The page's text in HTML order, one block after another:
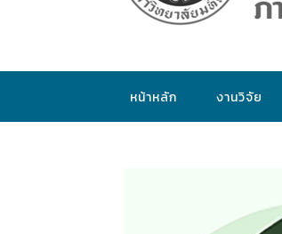
หน้าหลัก งานวิจัย